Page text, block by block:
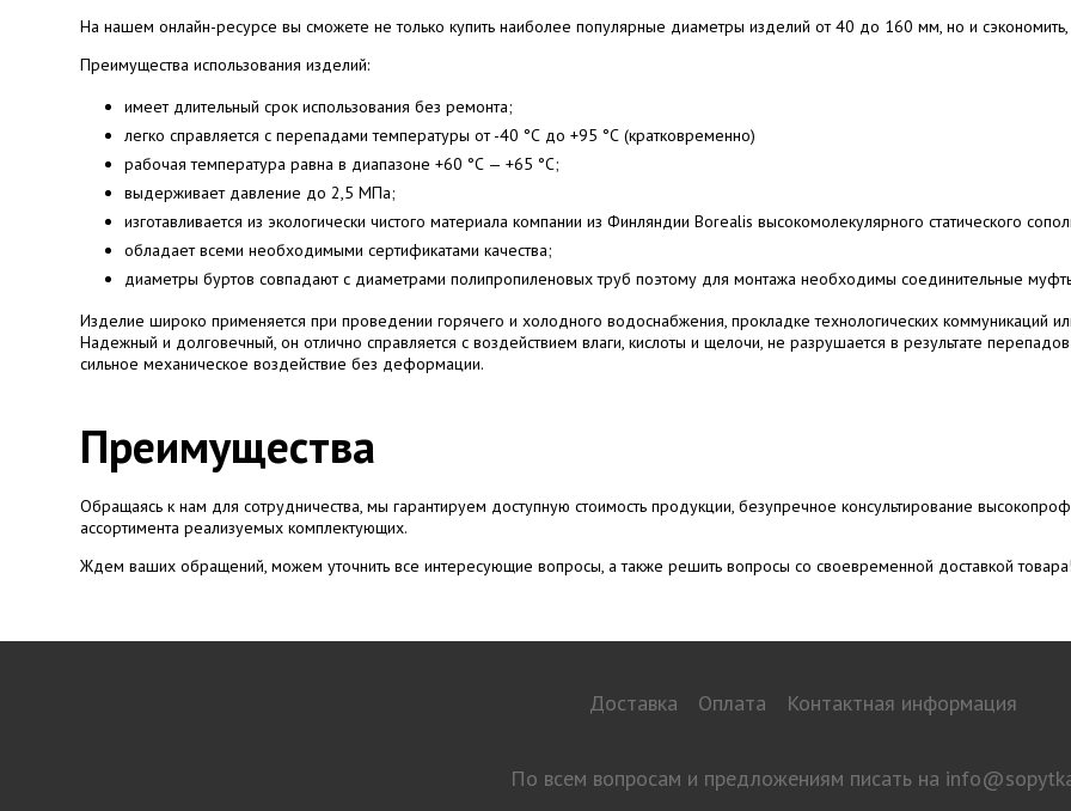
На нашем онлайн-ресурсе вы сможете не только купить наиболее популярные диаметры изделий от 40 до 160 мм, но и сэкономить,
Преимущества использования изделий:
имеет длительный срок использования без ремонта;
легко справляется с перепадами температуры от -40 °С до +95 °С (кратковременно)
рабочая температура равна в диапазоне +60 °С — +65 °С;
выдерживает давление до 2,5 МПа;
изготавливается из экологически чистого материала компании из Финляндии Borealis высокомолекулярного статического
обладает всеми необходимыми сертификатами качества;
диаметры буртов совпадают с диаметрами полипропиленовых труб поэтому для монтажа необходимы соединительные
Изделие широко применяется при проведении горячего и холодного водоснабжения, прокладке технологических коммуникаций
Надежный и долговечный, он отлично справляется с воздействием влаги, кислоты и щелочи, не разрушается в результате
сильное механическое воздействие без деформации.
Преимущества
Обращаясь к нам для сотрудничества, мы гарантируем доступную стоимость продукции, безупречное консультирование
ассортимента реализуемых комплектующих.
Ждем ваших обращений, можем уточнить все интересующие вопросы, а также решить вопросы со своевременной доставкой
Доставка Оплата Контактная информация
По всем вопросам и предложениям писать на